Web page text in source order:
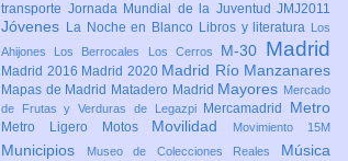
transporte Jornada Mundial de la Juventud JMJ2011
Jóvenes La Noche en Blanco Libros y literatura
Los
Ahijones
Los Berrocales Los Cerros M-30 Madrid
Madrid 2016 Madrid 2020 Madrid Río Manzanares
Mapas de Madrid Matadero Madrid Mayores Mercado
de Frutas y Verduras de Legazpi
Mercamadrid Metro
Metro Ligero Motos Movilidad Movimiento 15M
Municipios Museo de Colecciones Reales Música